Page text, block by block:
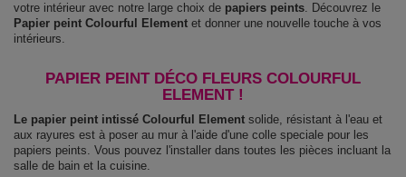
votre intérieur avec notre large choix de papiers peints. Découvrez le
Papier peint Colourful Element et donner une nouvelle touche à vos
intérieurs.
PAPIER PEINT DÉCO FLEURS COLOURFUL
ELEMENT !
Le papier peint intissé Colourful Element solide, résistant à l'eau et
aux rayures est à poser au mur à l'aide d'une colle speciale pour les
papiers peints. Vous pouvez l'installer dans toutes les pièces incluant la
salle de bain et la cuisine.